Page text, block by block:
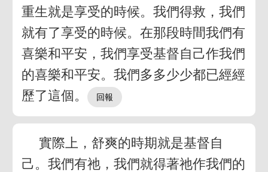
重生就是享受的時候。我們得救，我們
就有了享受的時候。在那段時間我們有
喜樂和平安，我們享受基督自己作我們
的喜樂和平安。我們多多少少都已經經
歷了這個。
實際上，舒爽的時期就是基督自
己。我們有祂，我們就得著祂作我們的